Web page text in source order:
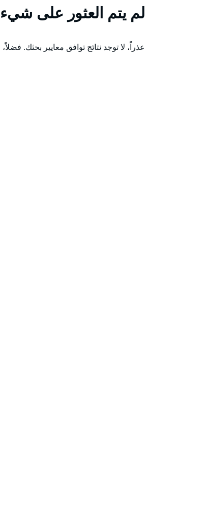
لم يتم العثور على شيء
عذراً، لا توجد نتائج توافق معايير بحثك.